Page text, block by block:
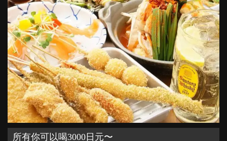
所有你可以喝3000日元〜